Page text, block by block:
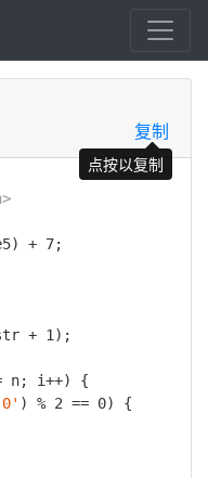
复制
) + 7;
+ 1 );
n; i++) {
) % 2 == 0) {
点按以复制